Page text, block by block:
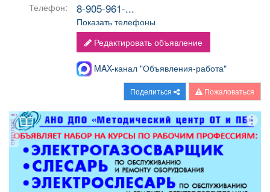
Телефон: 8-905-961-...
Показать телефоны
Редактировать объявление
MAX-канал "Объявления-работа"
Поделиться Пожаловаться
реклама